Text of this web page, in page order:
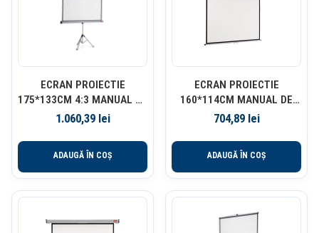
ECRAN PROIECTIE
175*133CM 4:3 MANUAL PE
TREPIED NOBO
1.060,39 lei
ADAUGĂ ÎN COȘ
ECRAN PROIECTIE
160*114CM MANUAL DE
PERETE NOBO
704,89 lei
ADAUGĂ ÎN COȘ